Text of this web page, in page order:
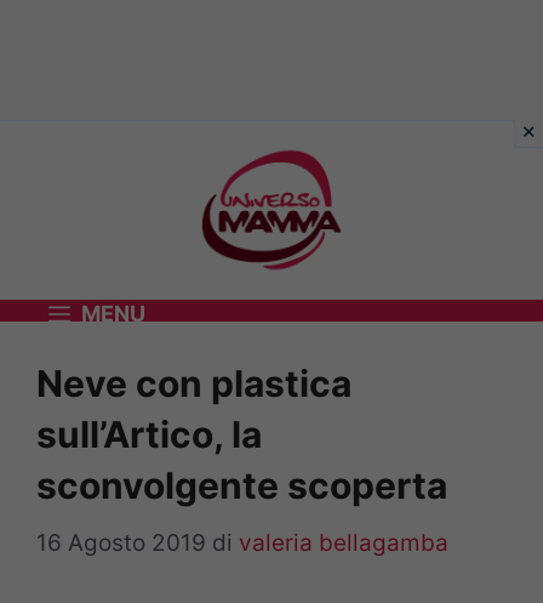
MENU
Neve con plastica
sull’Artico, la
sconvolgente scoperta
16 Agosto 2019 di valeria bellagamba